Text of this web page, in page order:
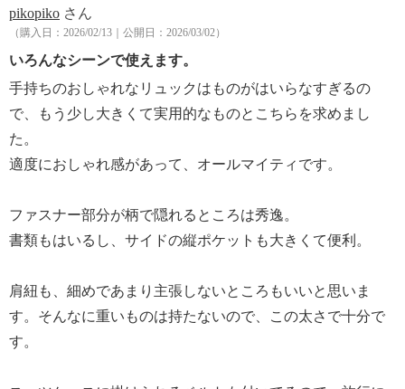
pikopiko さん
（購入日：2026/02/13｜公開日：2026/03/02）
いろんなシーンで使えます。
手持ちのおしゃれなリュックはものがはいらなすぎるの
で、もう少し大きくて実用的なものとこちらを求めまし
た。
適度におしゃれ感があって、オールマイティです。
ファスナー部分が柄で隠れるところは秀逸。
書類もはいるし、サイドの縦ポケットも大きくて便利。
肩紐も、細めであまり主張しないところもいいと思いま
す。そんなに重いものは持たないので、この太さで十分で
す。